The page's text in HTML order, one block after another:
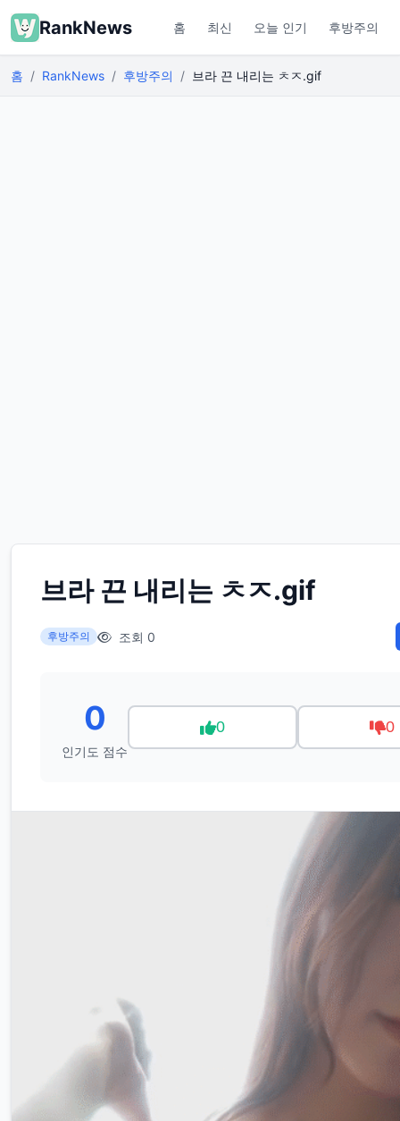
RankNews 홈 최신 오늘 인기 후방주의
홈 RankNews 후방주의 브라 끈 내리는 ㅊㅈ.gif
브라 끈 내리는 ㅊㅈ.gif
후방주의 조회 0
0
인기도 점수
0 0